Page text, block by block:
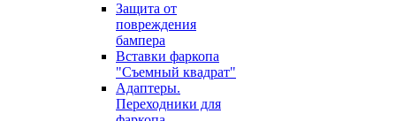
Защита от
повреждения
бампера
Вставки фаркопа
"Съемный квадрат"
Адаптеры.
Переходники для